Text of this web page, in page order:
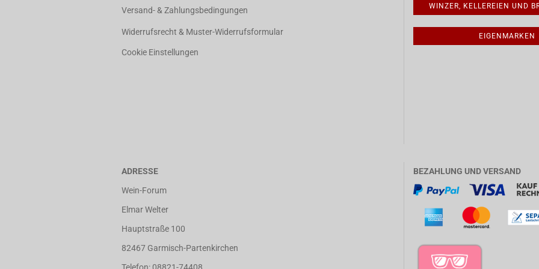
Versand- & Zahlungsbedingungen
Widerrufsrecht & Muster-Widerrufsformular
Cookie Einstellungen
WINZER, KELLEREIEN UND
EIGENMARKEN
ADRESSE
Wein-Forum
Elmar Welter
Hauptstraße 100
82467 Garmisch-Partenkirchen
BEZAHLUNG UND VERSAND